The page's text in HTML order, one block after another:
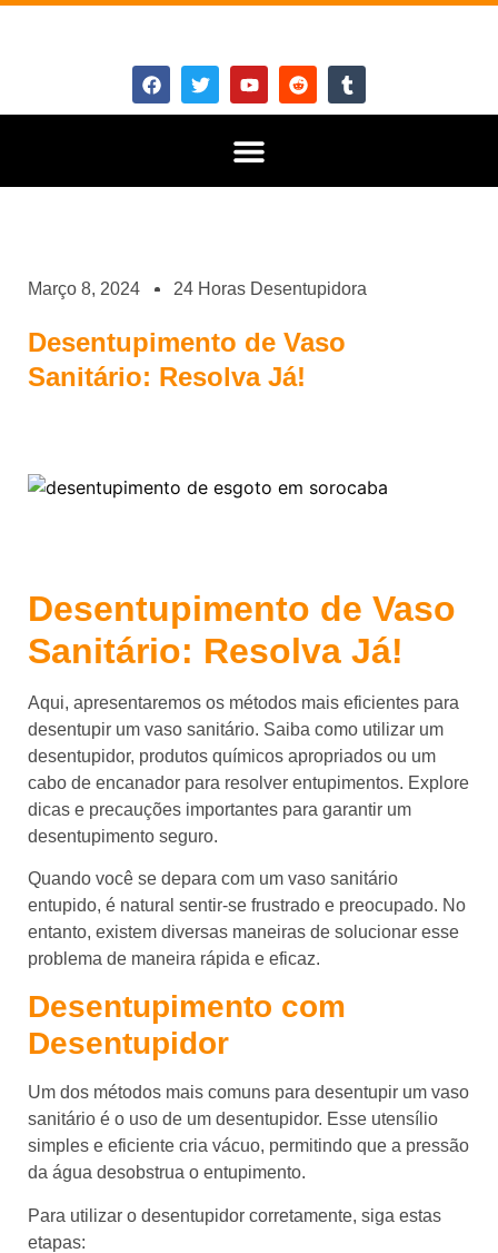
Março 8, 2024 24 Horas Desentupidora
Desentupimento de Vaso
Sanitário: Resolva Já!
Desentupimento de Vaso
Sanitário: Resolva Já!
Aqui, apresentaremos os métodos mais eficientes para
desentupir um vaso sanitário. Saiba como utilizar um
desentupidor, produtos químicos apropriados ou um
cabo de encanador para resolver entupimentos. Explore
dicas e precauções importantes para garantir um
desentupimento seguro.
Quando você se depara com um vaso sanitário
entupido, é natural sentir-se frustrado e preocupado. No
entanto, existem diversas maneiras de solucionar esse
problema de maneira rápida e eficaz.
Desentupimento com
Desentupidor
Um dos métodos mais comuns para desentupir um vaso
sanitário é o uso de um desentupidor. Esse utensílio
simples e eficiente cria vácuo, permitindo que a pressão
da água desobstrua o entupimento.
Para utilizar o desentupidor corretamente, siga estas
etapas: